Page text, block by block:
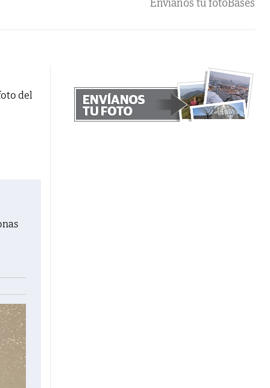
Envíanos tu fotoBases
del